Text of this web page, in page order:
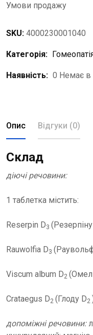
Умови продажу
SKU: 4000230001040
Категорія:
Наявність: 0 Немає в
Опис Відгуки (0)
Склад
діючі речовини:
1 таблетка містить:
Reserpin D3
Rauwolfia D3
Viscum album D2
Crataegus D2 (Глоду D2
допоміжні речовини: